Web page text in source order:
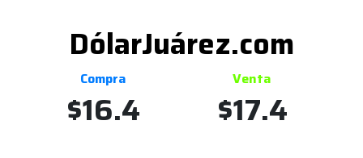
DólarJuárez.com
Compra
$16.4
Venta
$17.4